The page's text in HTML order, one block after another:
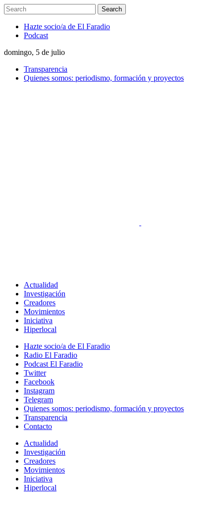
Hazte socio/a de El Faradio
Podcast
domingo, 5 de julio
Transparencia
Quienes somos: periodismo, formación y proyectos
Actualidad
Investigación
Creadores
Movimientos
Iniciativa
Hiperlocal
Hazte socio/a de El Faradio
Radio El Faradio
Podcast El Faradio
Twitter
Facebook
Instagram
Telegram
Quienes somos: periodismo, formación y proyectos
Transparencia
Contacto
Actualidad
Investigación
Creadores
Movimientos
Iniciativa
Hiperlocal